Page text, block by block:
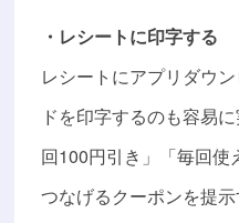
・レシートに印字する
レシートにアプリダウ
ドを印字するのも容易
回100円引き」「毎回使
つなげるクーポンを提示